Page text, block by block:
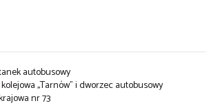
autobusowy
kolejowa ,,Tarnów” i dworzec autobusowy
nr 73